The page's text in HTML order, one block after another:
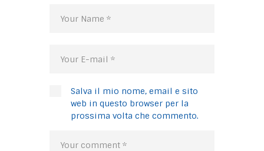
Salva il mio nome, email e sito
web in questo browser per la
prossima volta che commento.